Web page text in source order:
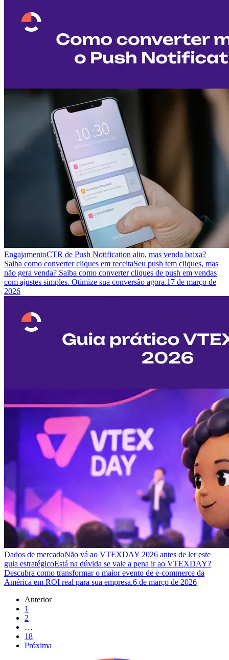
EngajamentoCTR de Push Notification alto, mas venda baixa?
Saiba como converter cliques em receitaSeu push tem cliques, mas
não gera venda? Saiba como converter cliques de push em vendas
com ajustes simples. Otimize sua conversão agora.17 de março de
2026
Dados de mercadoNão vá ao VTEXDAY 2026 antes de ler este
guia estratégicoEstá na dúvida se vale a pena ir ao VTEXDAY?
Descubra como transformar o maior evento de e-commerce da
América em ROI real para sua empresa.6 de março de 2026
Anterior
1
2
…
18
Próxima